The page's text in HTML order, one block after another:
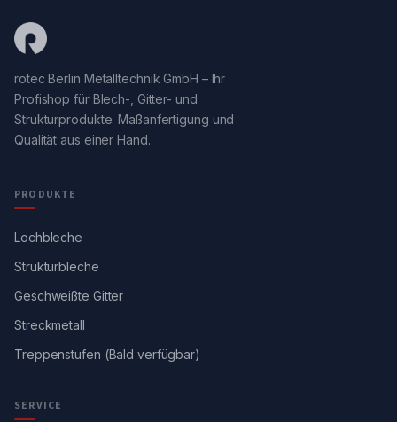
rotec Berlin Metalltechnik GmbH – Ihr
Profishop für Blech-, Gitter- und
Strukturprodukte. Maßanfertigung und
Qualität aus einer Hand.
PRODUKTE
Lochbleche
Strukturbleche
Geschweißte Gitter
Streckmetall
Treppenstufen (Bald verfügbar)
SERVICE